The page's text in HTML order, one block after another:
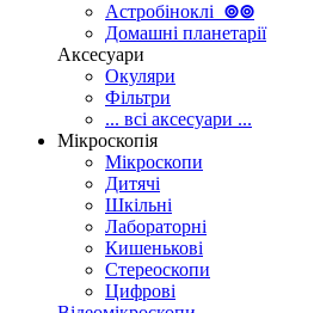
Астробіноклі ⊚⊚
Домашні планетарії
Аксесуари
Окуляри
Фільтри
... всі аксесуари ...
Мікроскопія
Мікроскопи
Дитячі
Шкільні
Лабораторні
Кишенькові
Стереоскопи
Цифрові